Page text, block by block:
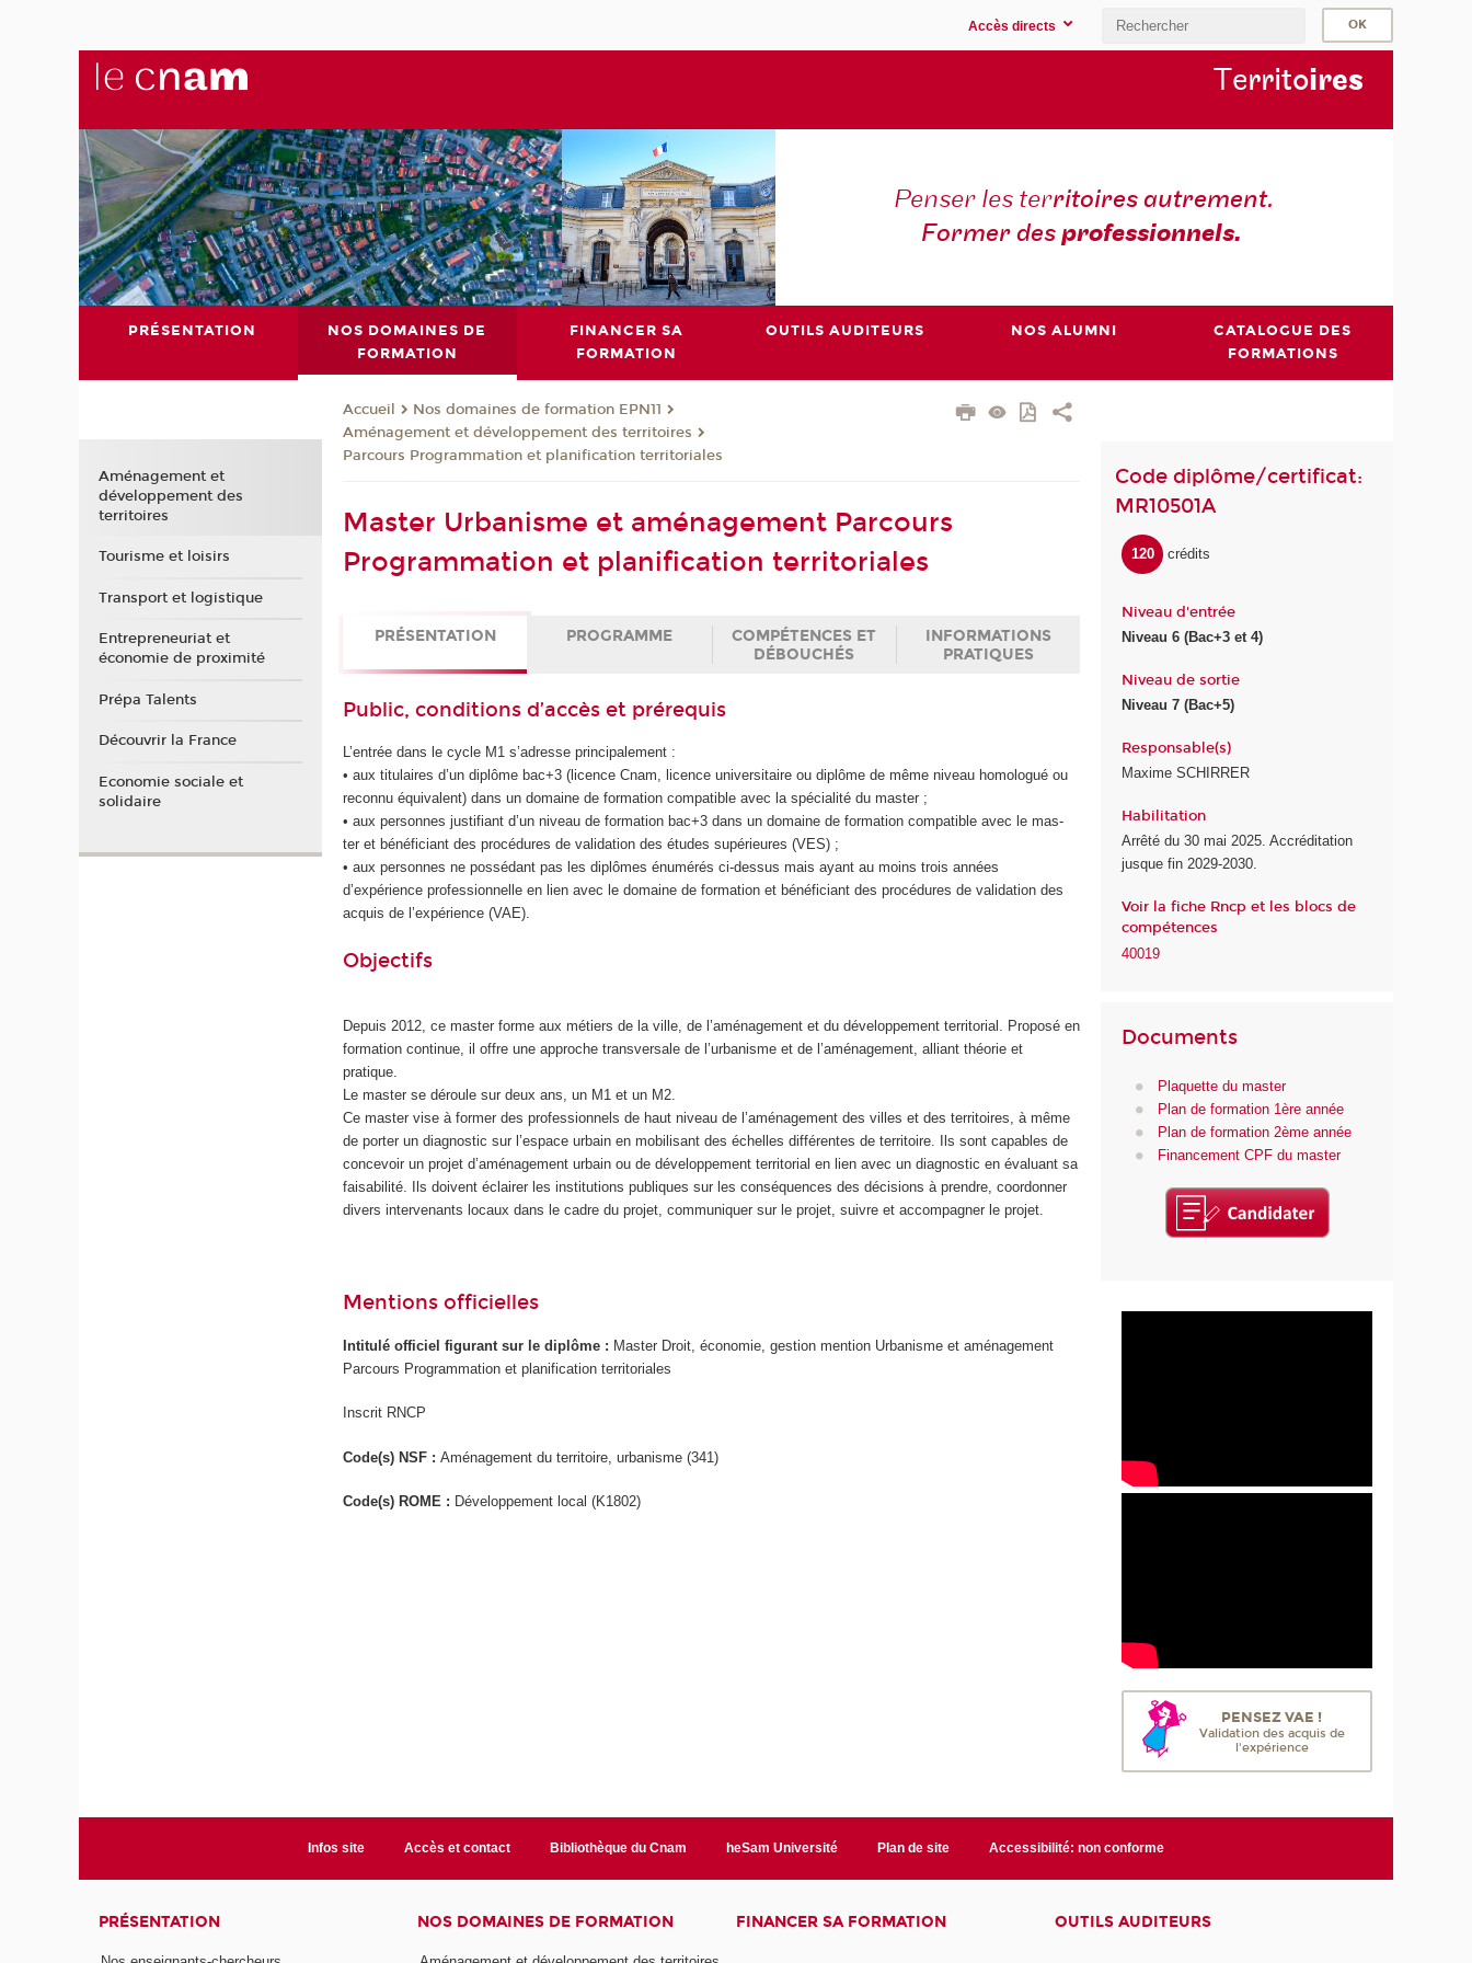
Accès directs
Territoires
Penser les territoires autrement.
Former desprofessionnels.
PRÉSENTATION
NOS DOMAINES DE
FORMATION
FINANCER SA
FORMATION
OUTILS AUDITEURS NOS ALUMNI
CATALOGUE DES
FORMATIONS
Accueil
Nos domaines de formation EPN11
Aménagement et développement des territoires
Parcours Programmation et planification territoriales
Master Urbanisme et aménagement Parcours
Programmation et planification territoriales
PRÉSENTATION PROGRAMME
COMPÉTENCES ET
DÉBOUCHÉS
INFORMATIONS
PRATIQUES
Public, conditions d’accès et prérequis
L’entrée dans le cycle M1 s’adresse principalement :
• aux titulaires d’un diplôme bac+3 (licence Cnam, licence universitaire ou diplôme de même niveau homologué ou
reconnu équivalent) dans un domaine de formation compatible avec la spécialité du master ;
• aux personnes justifiant d’un niveau de formation bac+3 dans un domaine de formation compatible avec le mas-
ter et bénéficiant des procédures de validation des études supérieures (VES) ;
• aux personnes ne possédant pas les diplômes énumérés ci-dessus mais ayant au moins trois années
d’expérience professionnelle en lien avec le domaine de formation et bénéficiant des procédures de validation des
acquis de l’expérience (VAE).
Objectifs
Depuis 2012, ce master forme aux métiers de la ville, de l’aménagement et du développement territorial. Proposé en
formation continue, il offre une approche transversale de l’urbanisme et de l’aménagement, alliant théorie et
pratique.
Le master se déroule sur deux ans, un M1 et un M2.
Ce master vise à former des professionnels de haut niveau de l’aménagement des villes et des territoires, à même
de porter un diagnostic sur l’espace urbain en mobilisant des échelles différentes de territoire. Ils sont capables de
concevoir un projet d’aménagement urbain ou de développement territorial en lien avec un diagnostic en évaluant sa
faisabilité. Ils doivent éclairer les institutions publiques sur les conséquences des décisions à prendre, coordonner
divers intervenants locaux dans le cadre du projet, communiquer sur le projet, suivre et accompagner le projet.
Mentions officielles
Intitulé officiel figurant sur le diplôme : Master Droit, économie, gestion mention Urbanisme et aménagement
Parcours Programmation et planification territoriales
Inscrit RNCP
Code(s) NSF :Aménagement du territoire, urbanisme (341)
Code(s) ROME : Développement local (K1802)
Code diplôme/certificat:
MR10501A
120 crédits
Niveau d'entrée
Niveau 6 (Bac+3 et 4)
Niveau de sortie
Niveau 7 (Bac+5)
Responsable(s)
Maxime SCHIRRER
Habilitation
Arrêté du 30 mai 2025. Accréditation
jusque fin 2029-2030.
Voir la fiche Rncp et les blocs de
compétences
40019
Documents
Plaquette du master
Plan de formation 1ère année
Plan de formation 2ème année
Financement CPF du master
PENSEZ VAE !
Validation des acquis de
l'expérience
Aménagement et
développement des
territoires
Tourisme et loisirs
Transport et logistique
Entrepreneuriat et
économie de proximité
Prépa Talents
Découvrir la France
Economie sociale et
solidaire
Infos site Accès et contact Bibliothèque du Cnam heSam Université Plan de site Accessibilité: non conforme
PRÉSENTATION NOS DOMAINES DE FORMATION FINANCER SA FORMATION OUTILS AUDITEURS